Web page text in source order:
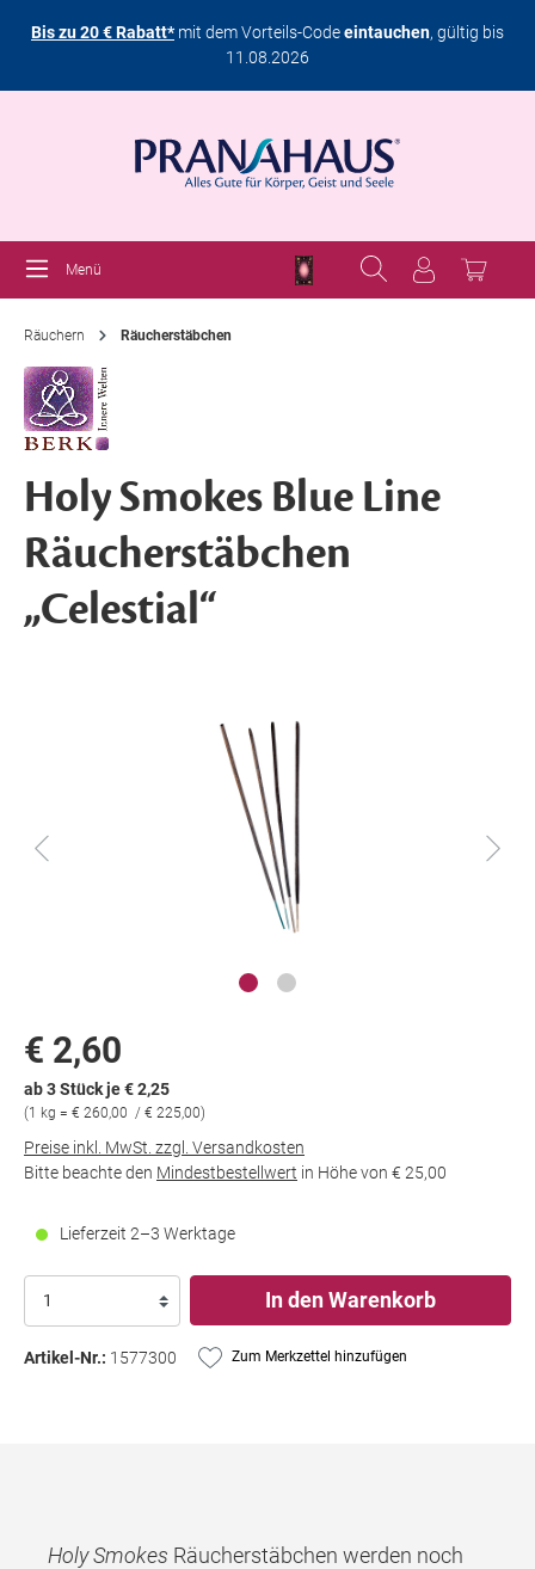
Bis zu 20 € Rabatt*mit dem Vorteils-Codeeintauchen, gültig bis
11.08.2026
Menü
Räuchern Räucherstäbchen
Holy Smokes Blue Line
Räucherstäbchen
„Celestial“
€ 2,60
ab 3 Stück je € 2,25
(1 kg = € 260,00 / € 225,00)
Preise inkl. MwSt. zzgl. Versandkosten
Bitte beachte den Mindestbestellwert in Höhe von € 25,00
Lieferzeit 2–3 Werktage
In den Warenkorb
Artikel-Nr.: 1577300 Zum Merkzettel hinzufügen
Holy Smokes Räucherstäbchen werden noch